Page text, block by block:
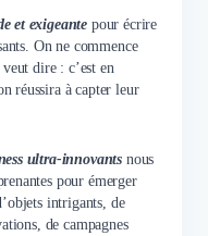
et exigeante pour écrire
On ne commence
dire : c’est en
réussira à capter leur
ultra-innovants nous
pour émerger
intrigants, de
de campagnes